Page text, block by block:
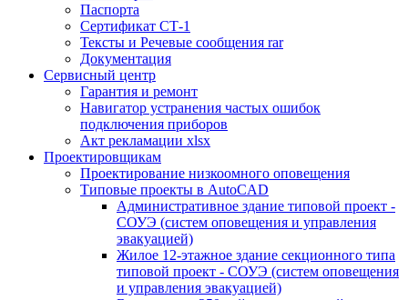
Паспорта
Сертификат СТ-1
Тексты и Речевые сообщения rar
Документация
Сервисный центр
Гарантия и ремонт
Навигатор устранения частых ошибок
подключения приборов
Акт рекламации xlsx
Проектировщикам
Проектирование низкоомного оповещения
Типовые проекты в AutoCAD
Административное здание типовой проект -
СОУЭ (систем оповещения и управления
эвакуацией)
Жилое 12-этажное здание секционного типа
типовой проект - СОУЭ (систем оповещения
и управления эвакуацией)